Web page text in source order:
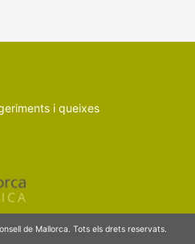
i queixes
de Mallorca. Tots els drets reservats.